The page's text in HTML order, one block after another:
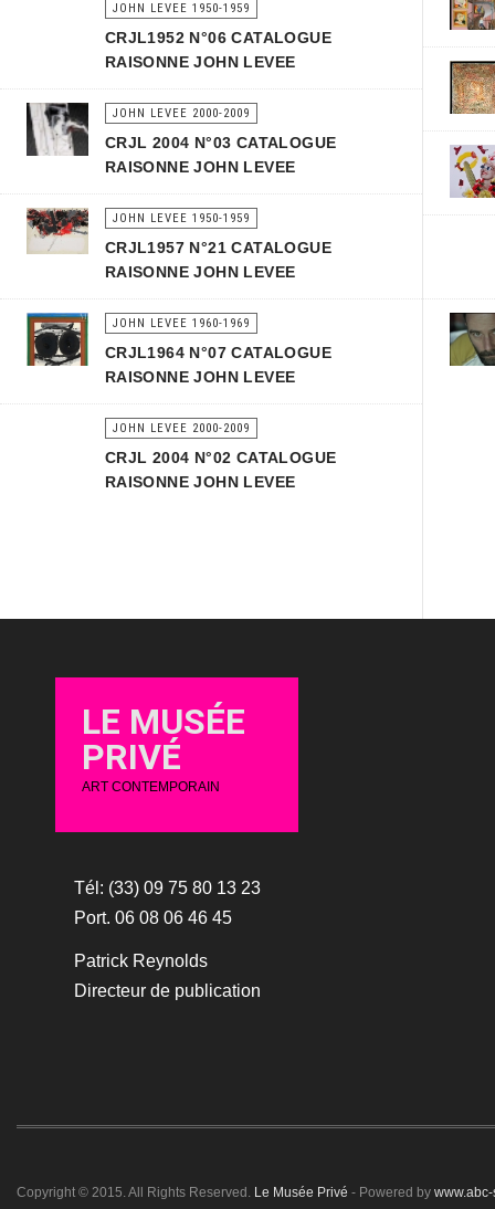
JOHN LEVEE 1950-1959
CRJL1952 N°06 CATALOGUE
RAISONNE JOHN LEVEE
JOHN LEVEE 2000-2009
CRJL 2004 N°03 CATALOGUE
RAISONNE JOHN LEVEE
JOHN LEVEE 1950-1959
CRJL1957 N°21 CATALOGUE
RAISONNE JOHN LEVEE
JOHN LEVEE 1960-1969
CRJL1964 N°07 CATALOGUE
RAISONNE JOHN LEVEE
JOHN LEVEE 2000-2009
CRJL 2004 N°02 CATALOGUE
RAISONNE JOHN LEVEE
LE MUSÉE
PRIVÉ
ART CONTEMPORAIN
Tél: (33) 09 75 80 13 23
Port. 06 08 06 46 45
Patrick Reynolds
Directeur de publication
Copyright © 2015. All Rights Reserved. Le Musée Privé - Powered by